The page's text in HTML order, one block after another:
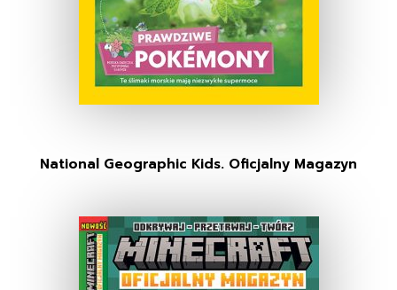
National Geographic Kids. Oficjalny Magazyn